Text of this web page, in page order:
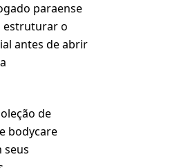
paraense
estruturar o
antes de abrir
de
bodycare
seus